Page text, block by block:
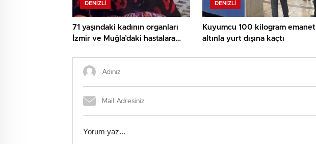
DENIZLI
71 yaşındaki kadının organları
İzmir ve Muğla’daki hastalara
DENIZLI
Kuyumcu 100 kilogram emanet
altınla yurt dışına kaçtı